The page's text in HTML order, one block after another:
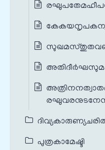
പുത്രകാമേഷ്ടി